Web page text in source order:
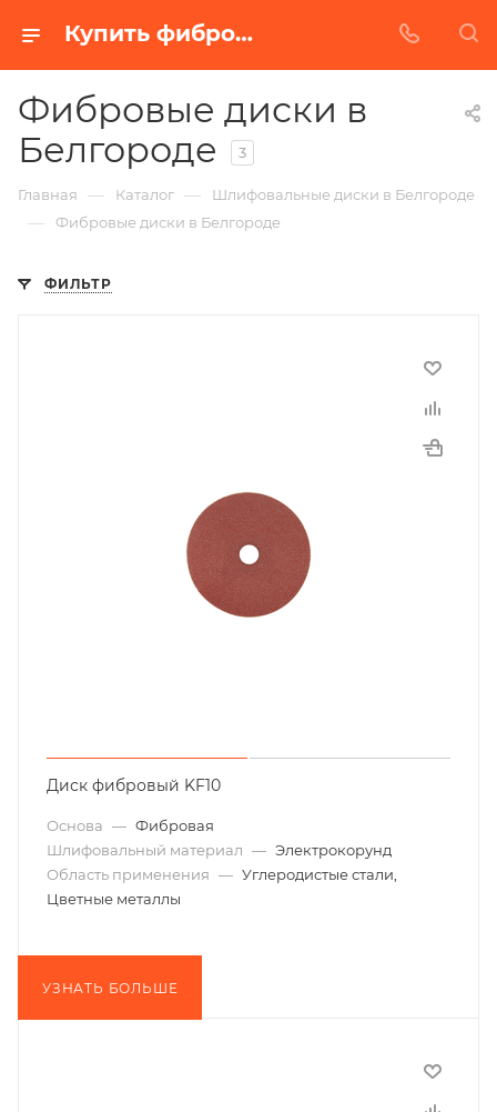
Купить фибровые диски в Белгороде | Низкая цена от производителя
Фибровые диски в
Белгороде
3
Главная — Каталог — Шлифовальные диски в Белгороде
— Фибровые диски в Белгороде
ФИЛЬТР
Диск фибровый KF10
Основа — Фибровая
Шлифовальный материал — Электрокорунд
Область применения — Углеродистые стали,
Цветные металлы
УЗНАТЬ БОЛЬШЕ